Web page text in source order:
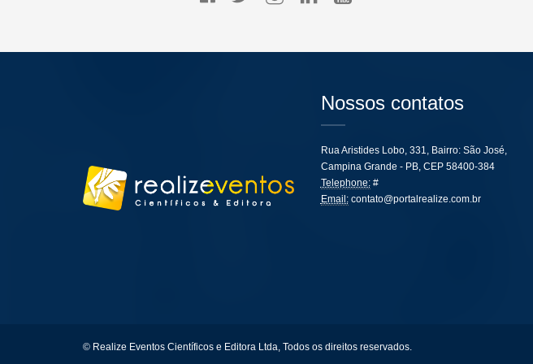
Nossos contatos
Rua Aristides Lobo, 331, Bairro: São José,
Campina Grande - PB, CEP 58400-384
Telephone:#
Email: contato@portalrealize.com.br
© Realize Eventos Científicos e Editora Ltda, Todos os direitos reservados.